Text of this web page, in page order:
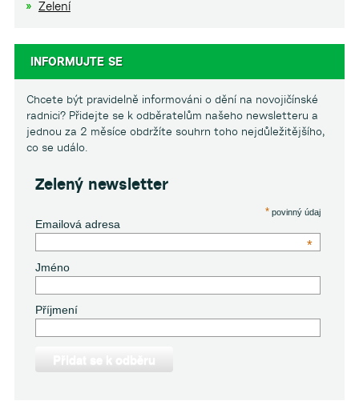
Zelení
INFORMUJTE SE
Chcete být pravidelně informováni o dění na novojičínské
radnici? Přidejte se k odběratelům našeho newsletteru a
jednou za 2 měsíce obdržíte souhrn toho nejdůležitějšího,
co se událo.
Zelený newsletter
* povinný údaj
Emailová adresa
*
Jméno
Příjmení